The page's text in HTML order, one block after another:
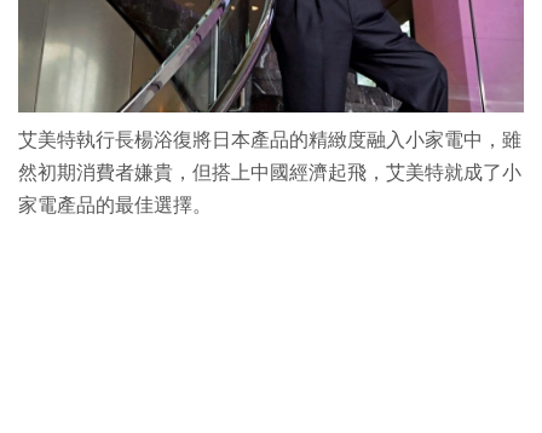
艾美特執行長楊浴復將日本產品的精緻度融入小家電中，雖
然初期消費者嫌貴，但搭上中國經濟起飛，艾美特就成了小
家電產品的最佳選擇。